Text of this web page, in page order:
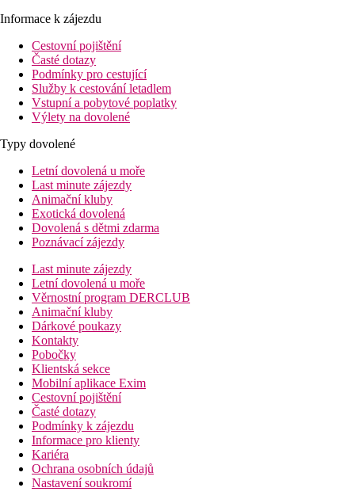
Informace k zájezdu
Cestovní pojištění
Časté dotazy
Podmínky pro cestující
Služby k cestování letadlem
Vstupní a pobytové poplatky
Výlety na dovolené
Typy dovolené
Letní dovolená u moře
Last minute zájezdy
Animační kluby
Exotická dovolená
Dovolená s dětmi zdarma
Poznávací zájezdy
Last minute zájezdy
Letní dovolená u moře
Věrnostní program DERCLUB
Animační kluby
Dárkové poukazy
Kontakty
Pobočky
Klientská sekce
Mobilní aplikace Exim
Cestovní pojištění
Časté dotazy
Podmínky k zájezdu
Informace pro klienty
Kariéra
Ochrana osobních údajů
Nastavení soukromí